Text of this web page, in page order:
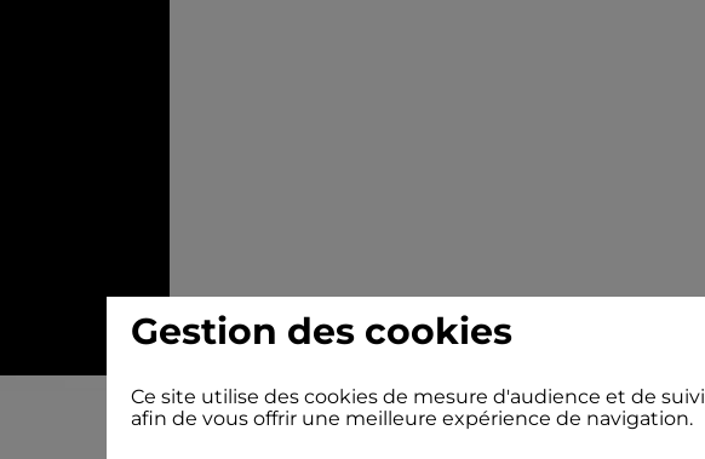
Gestion des cookies
Ce site utilise des cookies de mesure d'audience et de suivi
afin de vous offrir une meilleure expérience de navigation.